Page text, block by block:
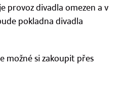
provoz divadla omezen a v
pokladna divadla
možné si zakoupit přes